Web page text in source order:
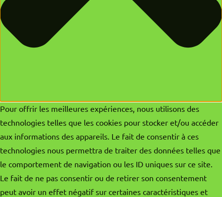
Pour offrir les meilleures expériences, nous utilisons des
technologies telles que les cookies pour stocker et/ou accéder
aux informations des appareils. Le fait de consentir à ces
technologies nous permettra de traiter des données telles que
le comportement de navigation ou les ID uniques sur ce site.
Le fait de ne pas consentir ou de retirer son consentement
peut avoir un effet négatif sur certaines caractéristiques et